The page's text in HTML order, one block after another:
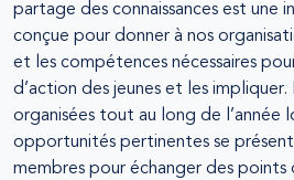
partage des connaissances est une
conçue pour donner à nos
et les compétences nécessaires
d’action des jeunes et les impliquer.
organisées tout au long de l’année
opportunités pertinentes se
membres pour échanger des points